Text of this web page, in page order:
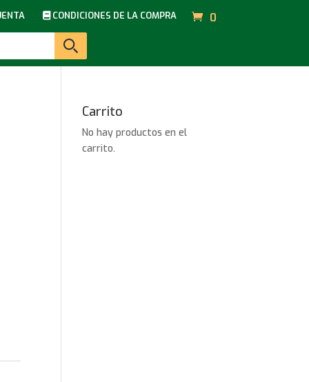
CONDICIONES DE LA COMPRA 0
Carrito
No hay productos en el
carrito.